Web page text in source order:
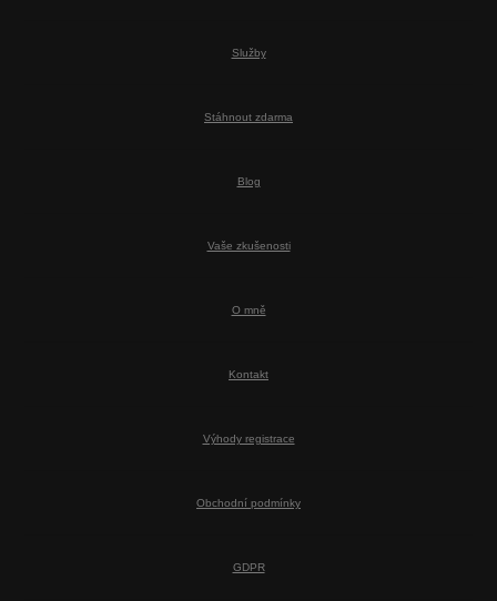
Služby
Stáhnout zdarma
Blog
Vaše zkušenosti
O mně
Kontakt
Výhody registrace
Obchodní podmínky
GDPR